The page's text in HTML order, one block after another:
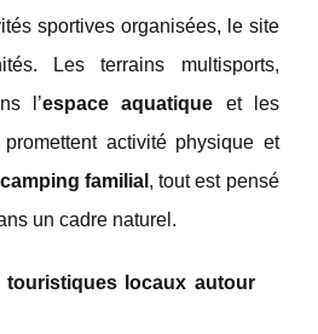
sportives organisées, le site
Les terrains multisports,
l’espace aquatique et les
activité physique et
camping familial , tout est pensé
un cadre naturel.
touristiques locaux autour